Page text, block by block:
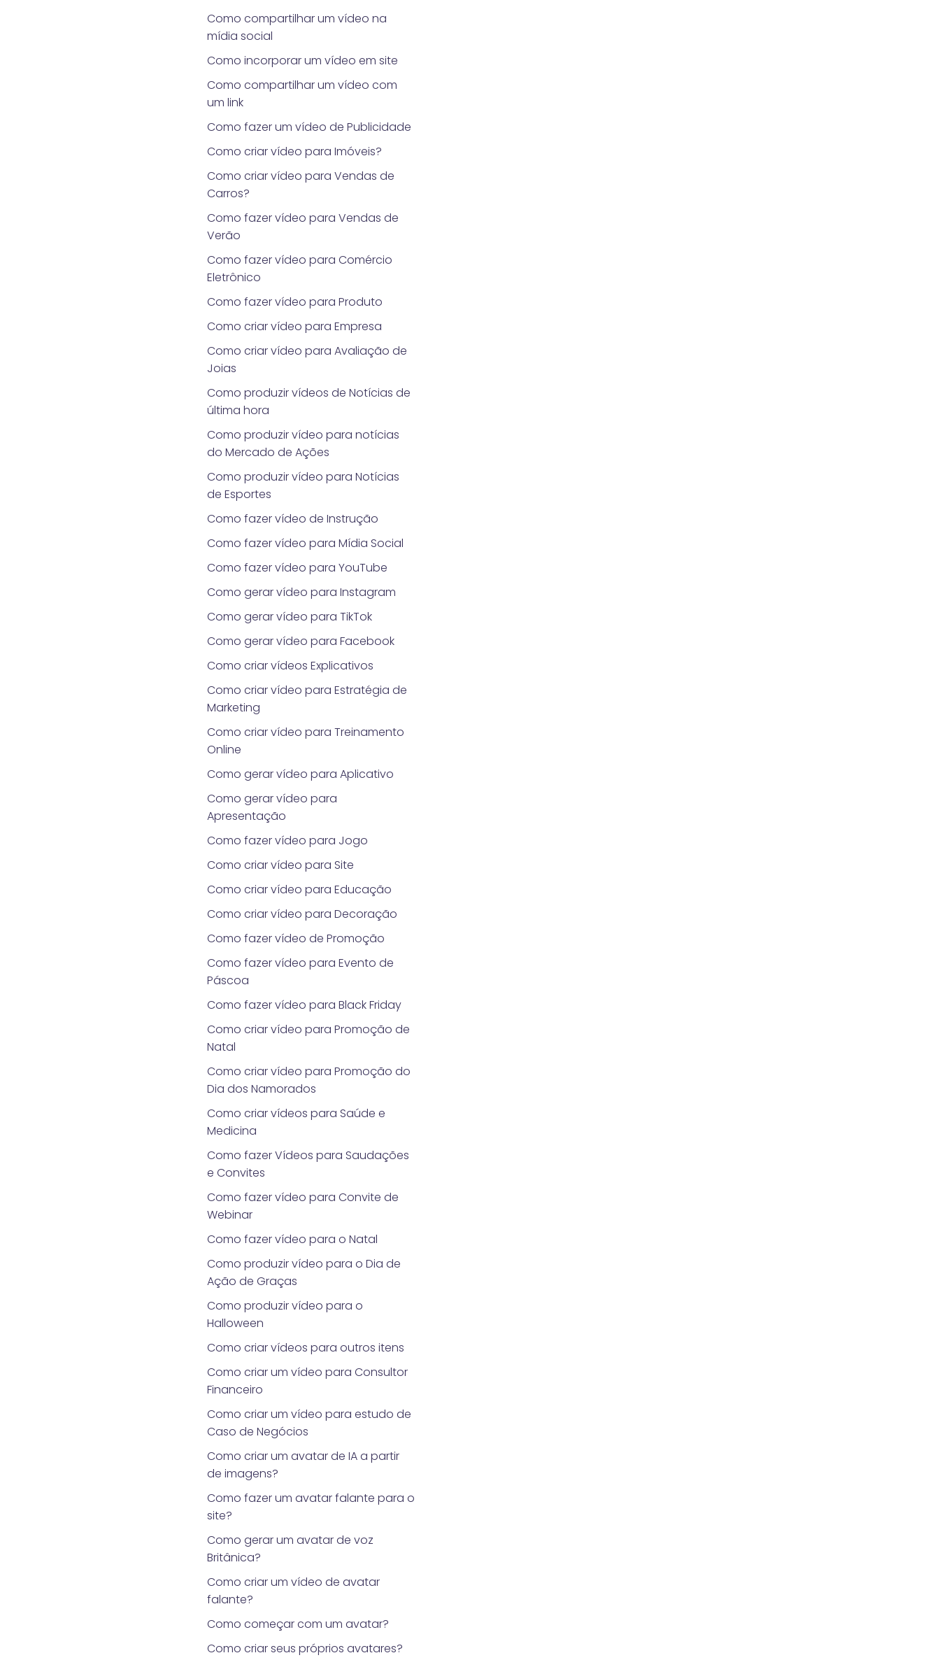
Como compartilhar um vídeo na
mídia social
Como incorporar um vídeo em site
Como compartilhar um vídeo com
um link
Como fazer um vídeo de Publicidade
Como criar vídeo para Imóveis?
Como criar vídeo para Vendas de
Carros?
Como fazer vídeo para Vendas de
Verão
Como fazer vídeo para Comércio
Eletrônico
Como fazer vídeo para Produto
Como criar vídeo para Empresa
Como criar vídeo para Avaliação de
Joias
Como produzir vídeos de Notícias de
última hora
Como produzir vídeo para notícias
do Mercado de Ações
Como produzir vídeo para Notícias
de Esportes
Como fazer vídeo de Instrução
Como fazer vídeo para Mídia Social
Como fazer vídeo para YouTube
Como gerar vídeo para Instagram
Como gerar vídeo para TikTok
Como gerar vídeo para Facebook
Como criar vídeos Explicativos
Como criar vídeo para Estratégia de
Marketing
Como criar vídeo para Treinamento
Online
Como gerar vídeo para Aplicativo
Como gerar vídeo para
Apresentação
Como fazer vídeo para Jogo
Como criar vídeo para Site
Como criar vídeo para Educação
Como criar vídeo para Decoração
Como fazer vídeo de Promoção
Como fazer vídeo para Evento de
Páscoa
Como fazer vídeo para Black Friday
Como criar vídeo para Promoção de
Natal
Como criar vídeo para Promoção do
Dia dos Namorados
Como criar vídeos para Saúde e
Medicina
Como fazer Vídeos para Saudações
e Convites
Como fazer vídeo para Convite de
Webinar
Como fazer vídeo para o Natal
Como produzir vídeo para o Dia de
Ação de Graças
Como produzir vídeo para o
Halloween
Como criar vídeos para outros itens
Como criar um vídeo para Consultor
Financeiro
Como criar um vídeo para estudo de
Caso de Negócios
Como criar um avatar de IA a partir
de imagens?
Como fazer um avatar falante para o
site?
Como gerar um avatar de voz
Britânica?
Como criar um vídeo de avatar
falante?
Como começar com um avatar?
Como criar seus próprios avatares?